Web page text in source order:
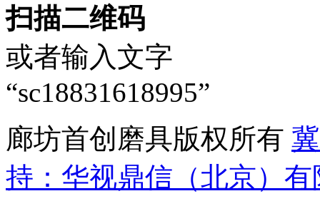
扫描二维码
或者输入文字
“sc18831618995”
廊坊首创磨具版权所有
持：华视鼎信（北京）有